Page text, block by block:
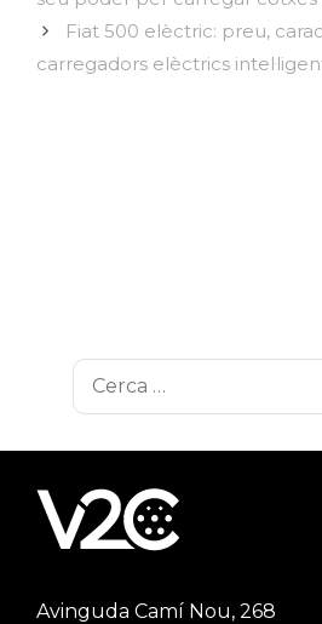
Fiat 500 elèctric: preu,
carregadors elèctrics
Cerca:
Avinguda Camí Nou, 268